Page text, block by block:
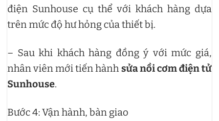
điện Sunhouse cụ thể với khách hàng dựa
trên mức độ hư hỏng của thiết bị.
– Sau khi khách hàng đồng ý với mức giá,
nhân viên mới tiến hành sửa nồi cơm điện tử
Sunhouse.
Bước 4: Vận hành, bàn giao